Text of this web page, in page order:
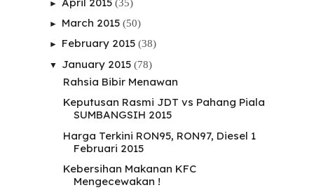
► (35)
► March 2015 (50)
► February 2015 (38)
▼ January 2015 (78)
Rahsia Bibir Menawan
Keputusan Rasmi JDT vs Pahang Piala
SUMBANGSIH 2015
Harga Terkini RON95, RON97, Diesel 1
Februari 2015
Kebersihan Makanan KFC
Mengecewakan !